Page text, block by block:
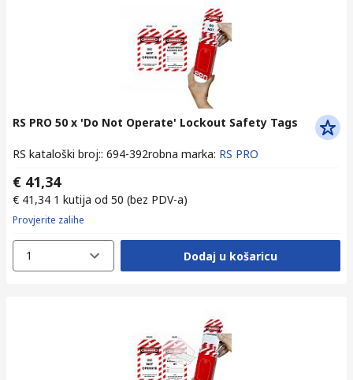
RS PRO 50 x 'Do Not Operate' Lockout Safety Tags
RS kataloški broj:: 694-392robna marka: RS PRO
€ 41,34
€ 41,34 1 kutija od 50 (bez PDV-a)
Provjerite zalihe
1 Dodaj u košaricu